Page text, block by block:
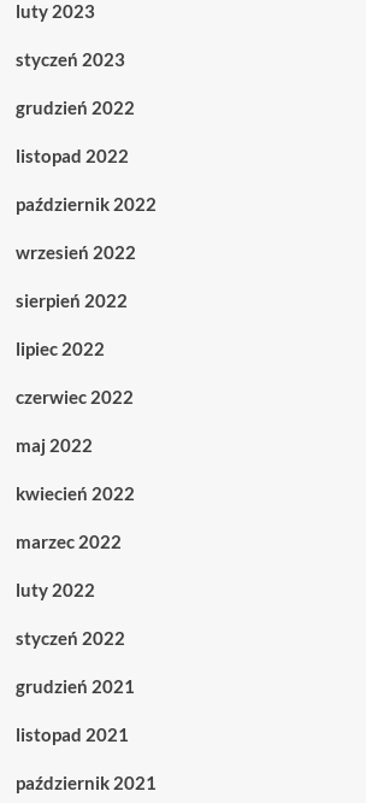
luty 2023
styczeń 2023
grudzień 2022
listopad 2022
październik 2022
wrzesień 2022
sierpień 2022
lipiec 2022
czerwiec 2022
maj 2022
kwiecień 2022
marzec 2022
luty 2022
styczeń 2022
grudzień 2021
listopad 2021
październik 2021